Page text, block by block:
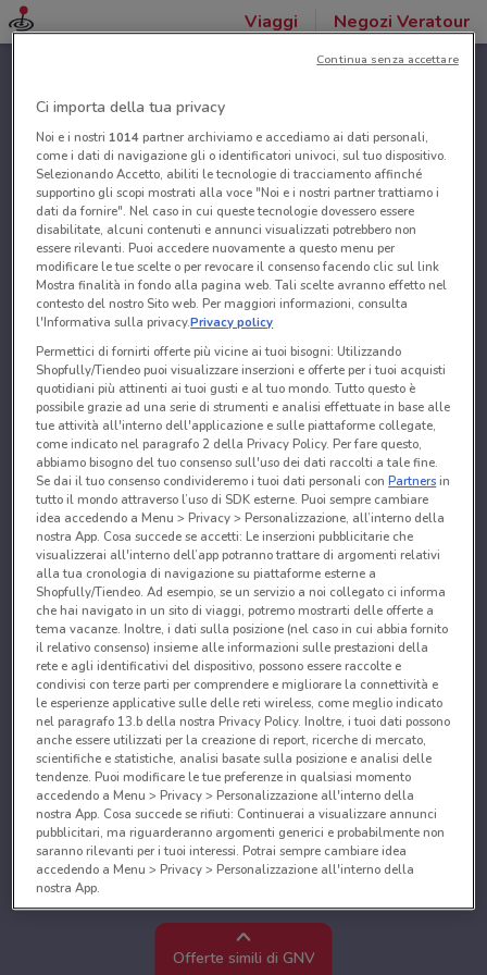
Viaggi Negozi Veratour
Offerte simili di GNV
Ci importa della tua privacy
Noi e i nostri 1014partner archiviamo e accediamo ai dati personali,
come i dati di navigazione gli o identificatori univoci, sul tuo dispositivo.
Selezionando Accetto, abiliti le tecnologie di tracciamento affinché
supportino gli scopi mostrati alla voce "Noi e i nostri partner trattiamo i
dati da fornire". Nel caso in cui queste tecnologie dovessero essere
disabilitate, alcuni contenuti e annunci visualizzati potrebbero non
essere rilevanti. Puoi accedere nuovamente a questo menu per
modificare le tue scelte o per revocare il consenso facendo clic sul link
Mostra finalità in fondo alla pagina web. Tali scelte avranno effetto nel
contesto del nostro Sito web. Per maggiori informazioni, consulta
l'Informativa sulla privacy.Privacy policy
Permettici di fornirti offerte più vicine ai tuoi bisogni: Utilizzando
Shopfully/Tiendeo puoi visualizzare inserzioni e offerte per i tuoi acquisti
quotidiani più attinenti ai tuoi gusti e al tuo mondo. Tutto questo è
possibile grazie ad una serie di strumenti e analisi effettuate in base alle
tue attività all'interno dell'applicazione e sulle piattaforme collegate,
come indicato nel paragrafo 2 della Privacy Policy. Per fare questo,
abbiamo bisogno del tuo consenso sull'uso dei dati raccolti a tale fine.
Se dai il tuo consenso condivideremo i tuoi dati personali conPartnersin
tutto il mondo attraverso l’uso di SDK esterne. Puoi sempre cambiare
idea accedendo a Menu > Privacy > Personalizzazione, all’interno della
nostra App. Cosa succede se accetti: Le inserzioni pubblicitarie che
visualizzerai all'interno dell’app potranno trattare di argomenti relativi
alla tua cronologia di navigazione su piattaforme esterne a
Shopfully/Tiendeo. Ad esempio, se un servizio a noi collegato ci informa
che hai navigato in un sito di viaggi, potremo mostrarti delle offerte a
tema vacanze. Inoltre, i dati sulla posizione (nel caso in cui abbia fornito
il relativo consenso) insieme alle informazioni sulle prestazioni della
rete e agli identificativi del dispositivo, possono essere raccolte e
condivisi con terze parti per comprendere e migliorare la connettività e
le esperienze applicative sulle delle reti wireless, come meglio indicato
nel paragrafo 13.b della nostra Privacy Policy. Inoltre, i tuoi dati possono
anche essere utilizzati per la creazione di report, ricerche di mercato,
scientifiche e statistiche, analisi basate sulla posizione e analisi delle
tendenze. Puoi modificare le tue preferenze in qualsiasi momento
accedendo a Menu > Privacy > Personalizzazione all'interno della
nostra App. Cosa succede se rifiuti: Continuerai a visualizzare annunci
pubblicitari, ma riguarderanno argomenti generici e probabilmente non
saranno rilevanti per i tuoi interessi. Potrai sempre cambiare idea
accedendo a Menu > Privacy > Personalizzazione all'interno della
nostra App.
Noi e i nostri partner trattiamo i dati per fornire:
Utilizzare dati di geolocalizzazione precisi. Scansione attiva delle
caratteristiche del dispositivo ai fini dell’identificazione. Archiviare
Continua senza accettare